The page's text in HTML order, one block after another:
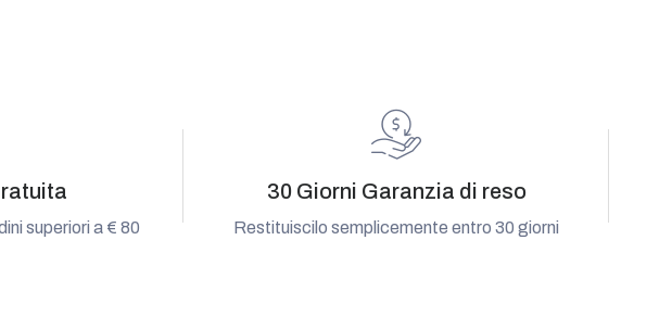
superiori a € 80
30 Giorni Garanzia di reso
Restituiscilo semplicemente entro 30 giorni